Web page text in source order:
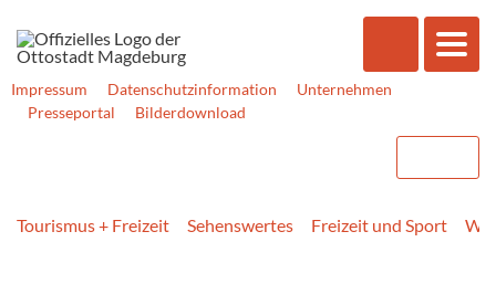
Impressum Datenschutzinformation
Unternehmen
Presseportal
Bilderdownload
Tourismus + Freizeit Sehenswertes Freizeit und Sport